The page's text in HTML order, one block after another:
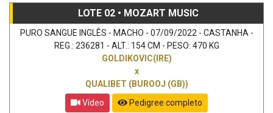
LOTE 02 • MOZART MUSIC
PURO SANGUE INGLÊS - MACHO - 07/09/2022 - CASTANHA -
REG.: 236281 - ALT.: 154 CM - PESO: 470 KG
GOLDIKOVIC(IRE)
x
QUALIBET (BUROOJ (GB))
Vídeo
Pedigree completo